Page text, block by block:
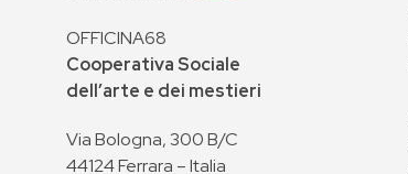
OFFICINA68
Cooperativa Sociale
dell’arte e dei mestieri
Via Bologna, 300 B/C
44124 Ferrara – Italia